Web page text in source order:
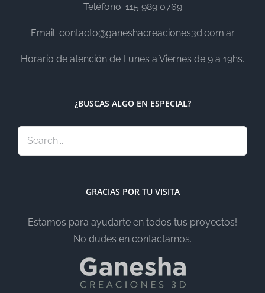
Teléfono: 115 989 0769
Email: contacto@ganeshacreaciones3d.com.ar
Horario de atención de Lunes a Viernes de 9 a 19hs.
¿BUSCAS ALGO EN ESPECIAL?
GRACIAS POR TU VISITA
Estamos para ayudarte en todos tus proyectos!
No dudes en contactarnos.